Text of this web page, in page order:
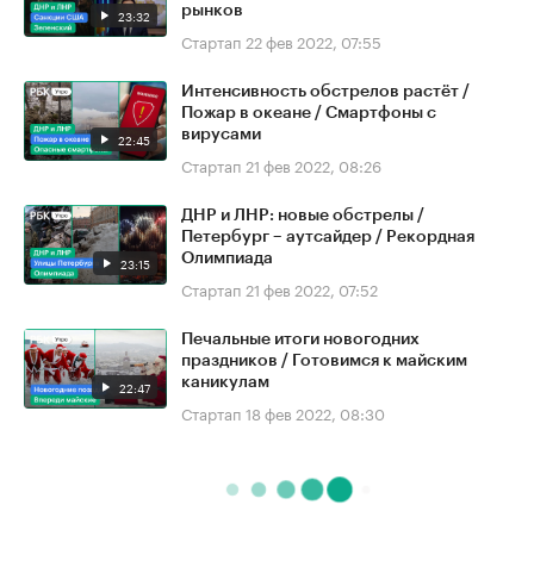
23:32
рынков
Стартап 22 фев 2022, 07:55
22:45
Интенсивность обстрелов растёт /
Пожар в океане / Смартфоны с
вирусами
Стартап 21 фев 2022, 08:26
23:15
ДНР и ЛНР: новые обстрелы /
Петербург – аутсайдер / Рекордная
Олимпиада
Стартап 21 фев 2022, 07:52
22:47
Печальные итоги новогодних
праздников / Готовимся к майским
каникулам
Стартап 18 фев 2022, 08:30